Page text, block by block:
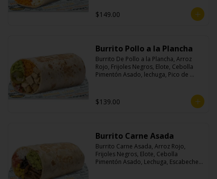
$149.00
Burrito Pollo a la Plancha
Burrito De Pollo a la Plancha, Arroz
Rojo, Frijoles Negros, Elote, Cebolla
Pimentón Asado, lechuga, Pico de
$139.00
Burrito Carne Asada
Burrito Carne Asada, Arroz Rojo,
Frijoles Negros, Elote, Cebolla
Pimentón Asado, Lechuga, Escabeche